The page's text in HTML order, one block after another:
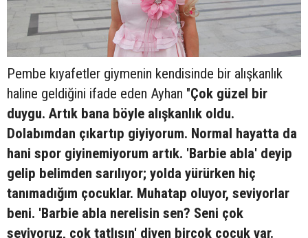
Pembe kıyafetler giymenin kendisinde bir alışkanlık
haline geldiğini ifade eden Ayhan "Çok güzel bir
duygu. Artık bana böyle alışkanlık oldu.
Dolabımdan çıkartıp giyiyorum. Normal hayatta da
hani spor giyinemiyorum artık. 'Barbie abla' deyip
gelip belimden sarılıyor; yolda yürürken hiç
tanımadığım çocuklar. Muhatap oluyor, seviyorlar
beni. 'Barbie abla nerelisin sen? Seni çok
seviyoruz, çok tatlısın' diyen birçok çocuk var.